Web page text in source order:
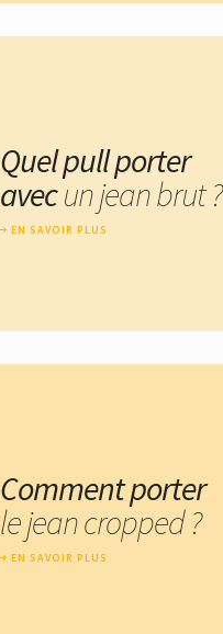
Quel pull porter
avecun jean brut ?
EN SAVOIR PLUS
Comment porter
le jean cropped ?
EN SAVOIR PLUS